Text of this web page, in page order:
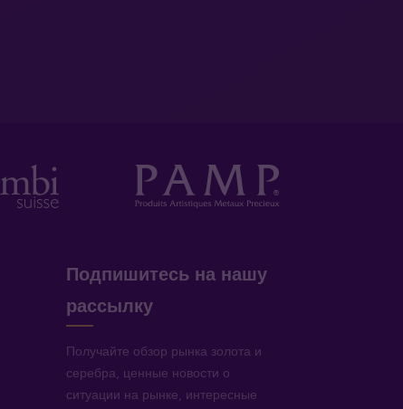
Подпишитесь на нашу
рассылку
Получайте обзор рынка золота и
серебра, ценные новости о
ситуации на рынке, интересные